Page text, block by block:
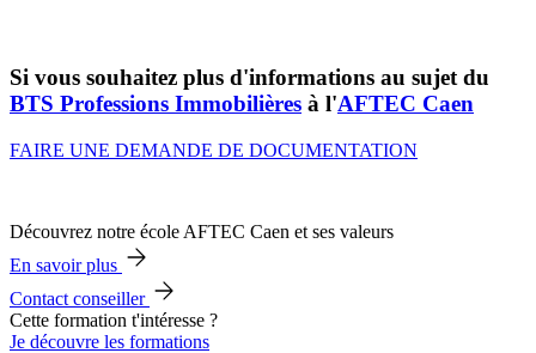
Si vous souhaitez plus d'informations au sujet du
BTS Professions Immobilières à l'AFTEC Caen
FAIRE UNE DEMANDE DE DOCUMENTATION
Découvrez notre école AFTEC Caen et ses valeurs
En savoir plus
Contact conseiller
Cette formation t'intéresse ?
Je découvre les formations